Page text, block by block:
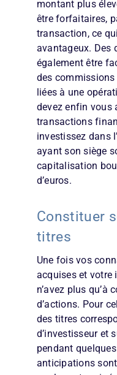
montant plus
être forfaitaires,
transaction, ce
avantageux. Des
également être
des commissions
liées à une
devez enfin vous
transactions
investissez dans
ayant son siège
capitalisation
d’euros.
Constituer
titres
Une fois vos
acquises et votre
n’avez plus qu’à
d’actions. Pour
des titres
d’investisseur et
pendant
anticipations